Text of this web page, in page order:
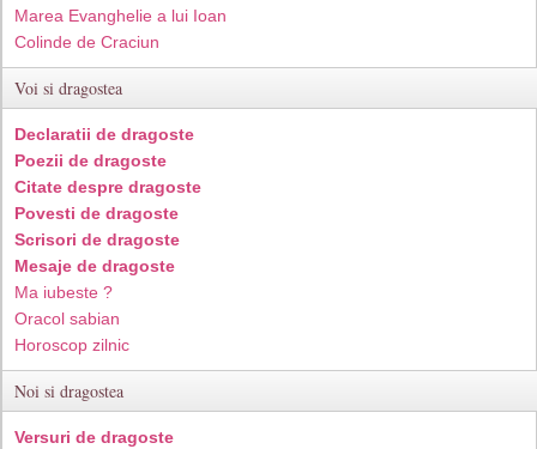
Marea Evanghelie a lui Ioan
Colinde de Craciun
Voi si dragostea
Declaratii de dragoste
Poezii de dragoste
Citate despre dragoste
Povesti de dragoste
Scrisori de dragoste
Mesaje de dragoste
Ma iubeste ?
Oracol sabian
Horoscop zilnic
Noi si dragostea
Versuri de dragoste